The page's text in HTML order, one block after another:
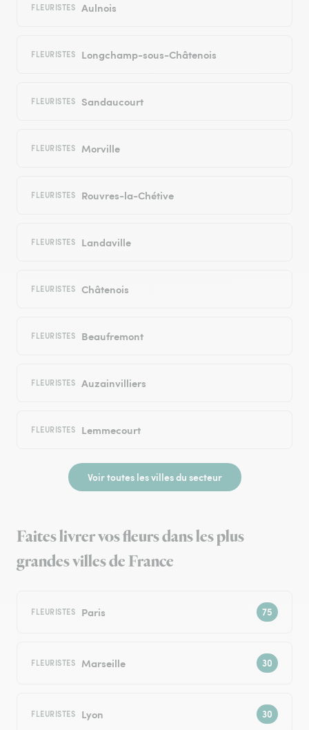
FLEURISTES Aulnois
FLEURISTES Longchamp-sous-Châtenois
FLEURISTES Sandaucourt
FLEURISTES Morville
FLEURISTES Rouvres-la-Chétive
FLEURISTES Landaville
FLEURISTES Châtenois
FLEURISTES Beaufremont
FLEURISTES Auzainvilliers
FLEURISTES Lemmecourt
Voir toutes les villes du secteur
Faites livrer vos fleurs dans les plus
grandes villes de France
FLEURISTES Paris
FLEURISTES Marseille
FLEURISTES Lyon